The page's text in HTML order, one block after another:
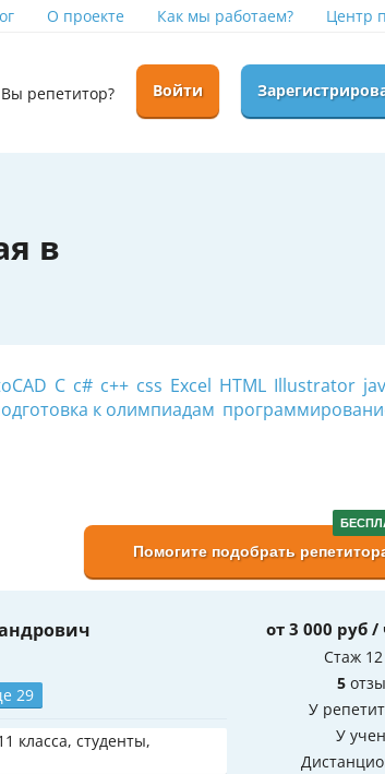
О проекте Как мы работаем? Центр
Вы репетитор? Войти
в
C c# c++ css Excel HTML Illustrator
к олимпиадам
Помогите подобрать
29
класса, студенты,
от 3 000 руб /
Стаж
5
У
У